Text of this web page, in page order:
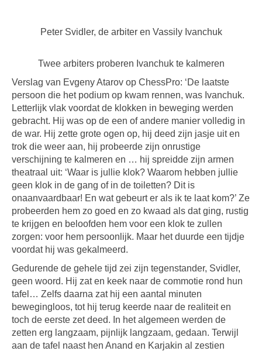
Peter Svidler, de arbiter en Vassily Ivanchuk
Twee arbiters proberen Ivanchuk te kalmeren
Verslag van Evgeny Atarov op ChessPro: ‘De laatste
persoon die het podium op kwam rennen, was Ivanchuk.
Letterlijk vlak voordat de klokken in beweging werden
gebracht. Hij was op de een of andere manier volledig in
de war. Hij zette grote ogen op, hij deed zijn jasje uit en
trok die weer aan, hij probeerde zijn onrustige
verschijning te kalmeren en … hij spreidde zijn armen
theatraal uit: ‘Waar is jullie klok? Waarom hebben jullie
geen klok in de gang of in de toiletten? Dit is
onaanvaardbaar! En wat gebeurt er als ik te laat kom?’ Ze
probeerden hem zo goed en zo kwaad als dat ging, rustig
te krijgen en beloofden hem voor een klok te zullen
zorgen: voor hem persoonlijk. Maar het duurde een tijdje
voordat hij was gekalmeerd.
Gedurende de gehele tijd zei zijn tegenstander, Svidler,
geen woord. Hij zat en keek naar de commotie rond hun
tafel… Zelfs daarna zat hij een aantal minuten
bewegingloos, tot hij terug keerde naar de realiteit en
toch de eerste zet deed. In het algemeen werden de
zetten erg langzaam, pijnlijk langzaam, gedaan. Terwijl
aan de tafel naast hen Anand en Karjakin al zestien